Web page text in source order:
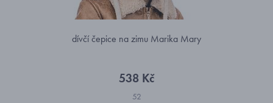
dívčí čepice na zimu Marika Mary
538 Kč
52